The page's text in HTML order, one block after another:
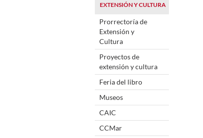
EXTENSIÓN Y CULTURA
Prorrectoría de
Extensión y
Cultura
Proyectos de
extensión y cultura
Feria del libro
Museos
CAIC
CCMar